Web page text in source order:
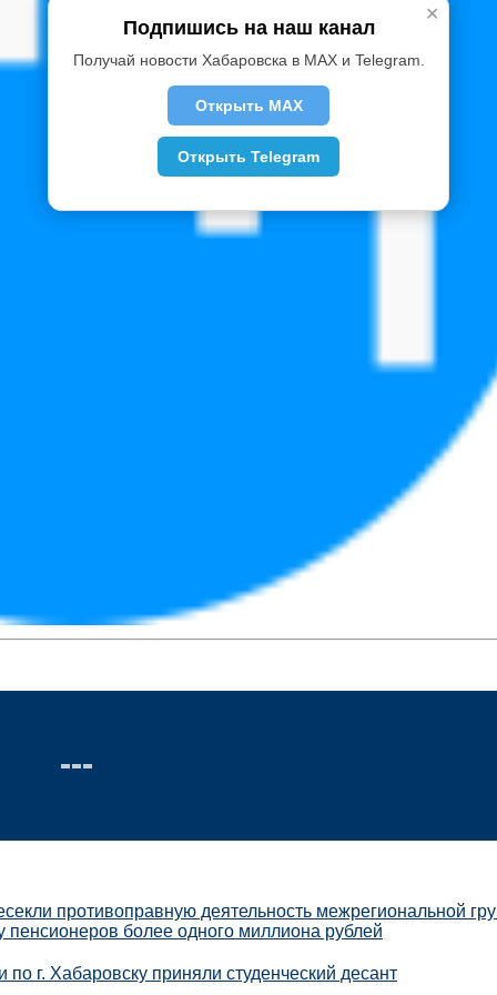
противоправную деятельность межрегиональной
более одного миллиона рублей
г. Хабаровску приняли студенческий десант
✕
Подпишись на наш канал
Получай новости Хабаровска в MAX и Telegram.
Открыть MAX
Открыть Telegram